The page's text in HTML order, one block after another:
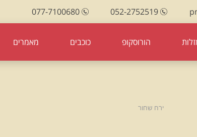
052-2752519
077-7100680
הורוסקופ כוכבים מאמרים
ירח שחור